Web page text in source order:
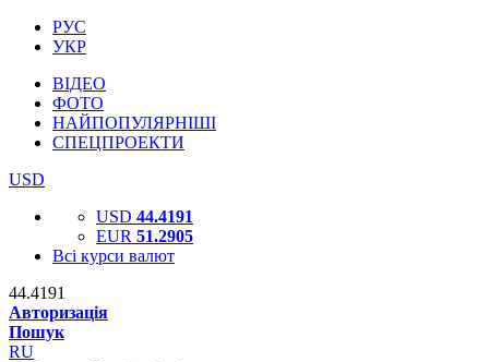
РУС
УКР
ВІДЕО
ФОТО
НАЙПОПУЛЯРНІШІ
СПЕЦПРОЕКТИ
USD
USD 44.4191
EUR 51.2905
Всі курси валют
44.4191
Авторизація
Пошук
RU